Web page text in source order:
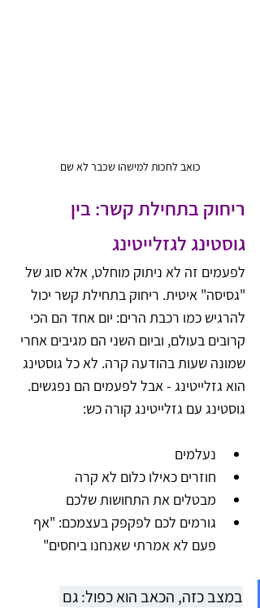
כואב לחכות למישהו שכבר לא שם
ריחוק בתחילת קשר: בין
גוסטינג לגזלייטינג
לפעמים זה לא ניתוק מוחלט, אלא סוג של
"גסיסה" איטית. ריחוק בתחילת קשר יכול
להרגיש כמו רכבת הרים: יום אחד הם הכי
קרובים בעולם, וביום השני הם מגיבים אחרי
שמונה שעות בהודעה קרה. לא כל גוסטינג
הוא גזלייטינג - אבל לפעמים הם נפגשים.
גוסטינג עם גזלייטינג קורה כש:
נעלמים
חוזרים כאילו כלום לא קרה
מבטלים את התחושות שלכם
גורמים לכם לפקפק בעצמכם: "אף
פעם לא אמרתי שאנחנו ביחסים"
במצב כזה, הכאב הוא כפול: גם